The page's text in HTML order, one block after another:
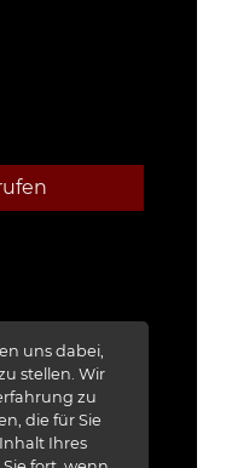
uns dabei,
stellen. Wir
zu
die für Sie
Ihres
Jeep®